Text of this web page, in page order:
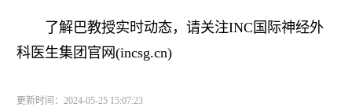
了解巴教授实时动态，请关注INC国际神经外
科医生集团官网(incsg.cn)
更新时间：2024-05-25 15:07:23